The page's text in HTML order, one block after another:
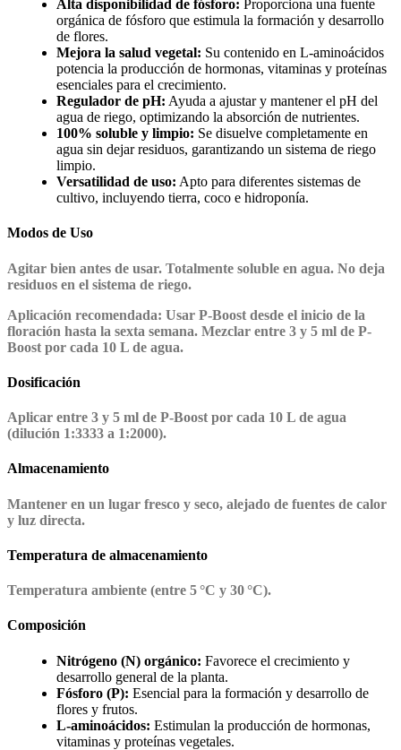
Alta disponibilidad de fósforo: Proporciona una fuente
orgánica de fósforo que estimula la formación y desarrollo
de flores.
Mejora la salud vegetal: Su contenido en L-aminoácidos
potencia la producción de hormonas, vitaminas y proteínas
esenciales para el crecimiento.
Regulador de pH: Ayuda a ajustar y mantener el pH del
agua de riego, optimizando la absorción de nutrientes.
100% soluble y limpio: Se disuelve completamente en
agua sin dejar residuos, garantizando un sistema de riego
limpio.
Versatilidad de uso: Apto para diferentes sistemas de
cultivo, incluyendo tierra, coco e hidroponía.
Modos de Uso
Agitar bien antes de usar. Totalmente soluble en agua. No deja
residuos en el sistema de riego.
Aplicación recomendada: Usar P-Boost desde el inicio de la
floración hasta la sexta semana. Mezclar entre 3 y 5 ml de P-
Boost por cada 10 L de agua.
Dosificación
Aplicar entre 3 y 5 ml de P-Boost por cada 10 L de agua
(dilución 1:3333 a 1:2000).
Almacenamiento
Mantener en un lugar fresco y seco, alejado de fuentes de calor
y luz directa.
Temperatura de almacenamiento
Temperatura ambiente (entre 5 °C y 30 °C).
Composición
Nitrógeno (N) orgánico: Favorece el crecimiento y
desarrollo general de la planta.
Fósforo (P): Esencial para la formación y desarrollo de
flores y frutos.
L-aminoácidos: Estimulan la producción de hormonas,
vitaminas y proteínas vegetales.